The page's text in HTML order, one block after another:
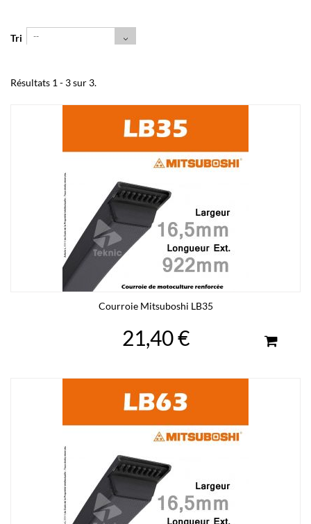
Tri --
Résultats 1 - 3 sur 3.
Courroie Mitsuboshi LB35
21,40 €